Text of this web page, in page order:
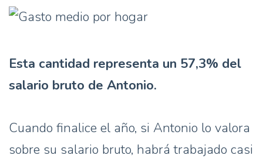
Esta cantidad representa un 57,3% del
salario bruto de Antonio.
Cuando finalice el año, si Antonio lo valora
sobre su salario bruto, habrá trabajado casi